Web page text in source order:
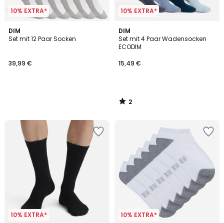
10% EXTRA*
DIM
Set mit 12 Paar Socken
39,99 €
10% EXTRA*
DIM
Set mit 4 Paar Wadensocken
ECODIM
15,49 €
2
/
5
2
/
10% EXTRA* 10% EXTRA*